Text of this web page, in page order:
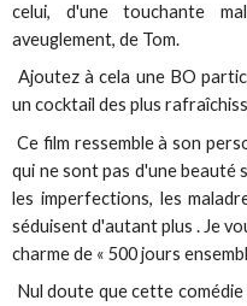
celui, d'une touchante
aveuglement, de Tom.
Ajoutez à cela une BO
un cocktail des plus
Ce film ressemble à son
qui ne sont pas d'une
les imperfections, les
séduisent d'autant plus . Je
charme de « 500 jours
Nul doute que cette